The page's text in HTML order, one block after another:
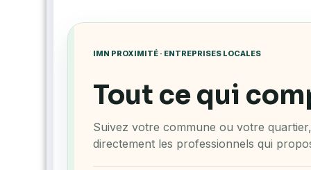
IMN PROXIMITÉ · ENTREPRISES LOCALES
Tout ce qui
Suivez votre commune ou votre
directement les professionnels qui